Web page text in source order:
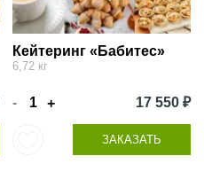
Кейтеринг «Бабитес»
6,72 кг
- + 17 550 ₽
ЗАКАЗАТЬ